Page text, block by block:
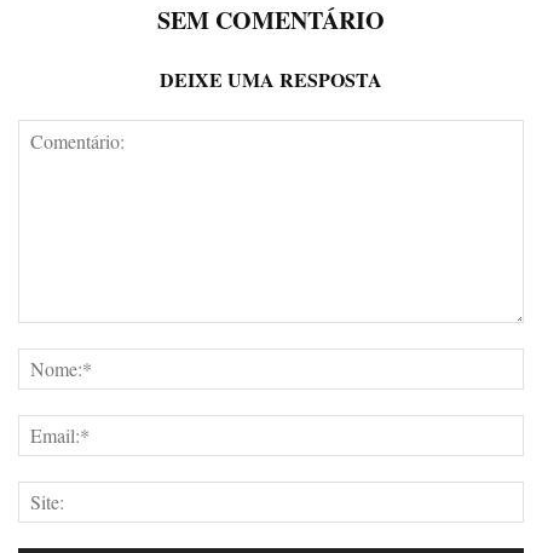
SEM COMENTÁRIO
DEIXE UMA RESPOSTA